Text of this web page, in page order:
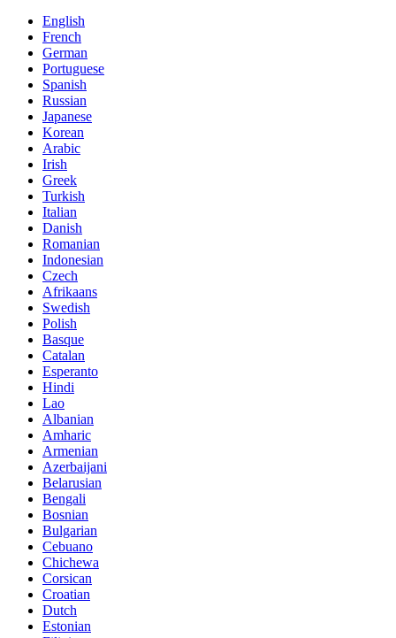
English
French
German
Portuguese
Spanish
Russian
Japanese
Korean
Arabic
Irish
Greek
Turkish
Italian
Danish
Romanian
Indonesian
Czech
Afrikaans
Swedish
Polish
Basque
Catalan
Esperanto
Hindi
Lao
Albanian
Amharic
Armenian
Azerbaijani
Belarusian
Bengali
Bosnian
Bulgarian
Cebuano
Chichewa
Corsican
Croatian
Dutch
Estonian